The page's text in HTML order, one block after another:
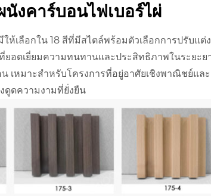
นังคาร์บอนไฟเบอร์ไผ่
เลือกใน 18 สีที่มีสไตล์พร้อมตัวเลือกการปรับแต่
อดเยี่ยมความทนทานและประสิทธิภาพในระยะย
เหมาะสำหรับโครงการที่อยู่อาศัยเชิงพาณิชย์แล
ดูดความงามที่ยั่งยืน